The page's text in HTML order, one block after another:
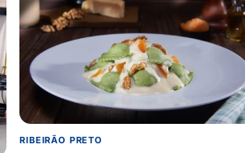
RIBEIRÃO PRETO